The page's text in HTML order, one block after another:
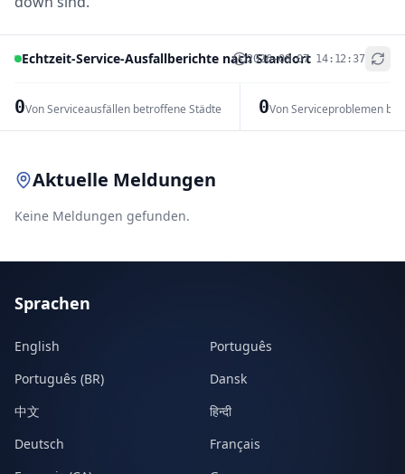
Echtzeit-Service-Ausfallberichte nach Standort
2026-08-07 14:12:37
0Von Serviceausfällen betroffene Städte 0Von Serviceproblemen
+
Aktuelle Meldungen
Keine Meldungen gefunden.
Sprachen
English
Português
Português (BR)
Dansk
中文
हिन्दी
Deutsch
Français